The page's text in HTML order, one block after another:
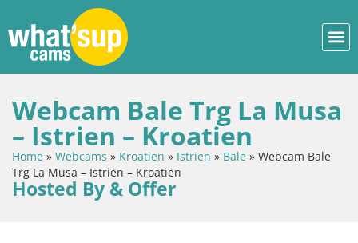
Webcam Bale Trg La Musa
– Istrien – Kroatien
Home » Webcams » Kroatien » Istrien » Bale » Webcam Bale
Trg La Musa – Istrien – Kroatien
Hosted By & Offer